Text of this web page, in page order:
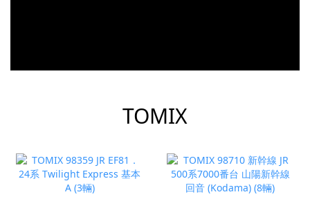
prev next
TOMIX